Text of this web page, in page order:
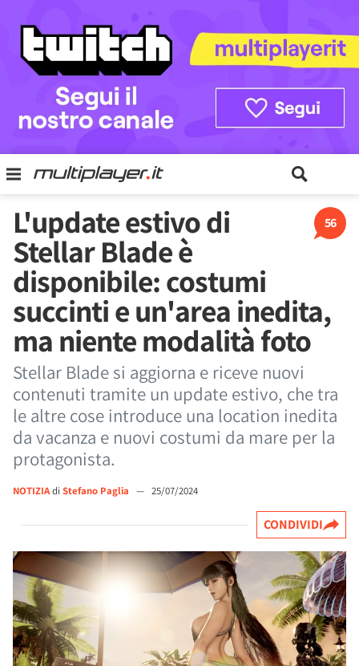
56
L'update estivo di
Stellar Blade è
disponibile: costumi
succinti e un'area inedita,
ma niente modalità foto
Stellar Blade si aggiorna e riceve nuovi
contenuti tramite un update estivo, che tra
le altre cose introduce una location inedita
da vacanza e nuovi costumi da mare per la
protagonista.
NOTIZIAdi Stefano Paglia — 25/07/2024
CONDIVIDI